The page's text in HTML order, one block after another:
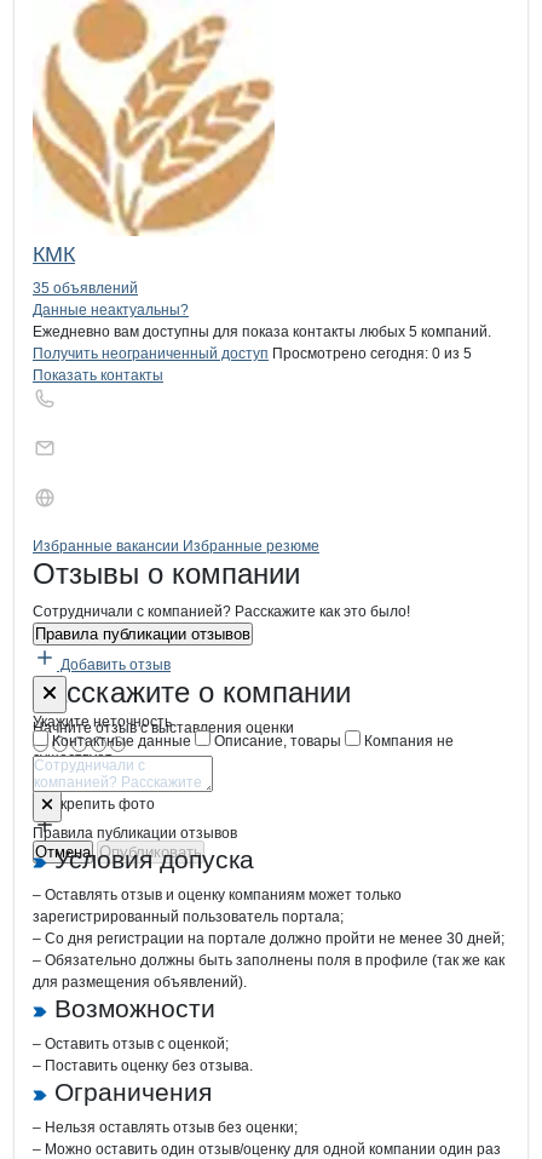
КМК
35 объявлений
Контактыкомпании
+7(800)000-00-..
Данные неактуальны?
Ежедневно вам доступны для показа контакты любых 5 компаний.
Получить неограниченный доступ Просмотрено сегодня: 0 из 5
Показать контакты
Брендыкомпани Комбинат
Вакансии вКомбинат
Избранные вакансии Избранные резюме
Новости oКомбинат
Отзывы о компании
Сотрудничали с компанией? Расскажите как это было!
Правила публикации отзывов
Добавить отзыв
Расскажите о компании
Начните отзыв с выставления оценки
Прикрепить фото
Отмена Опубликовать
Форма обратной связи о
Укажите неточность
Контактные данные
Описание, товары
Компания не
существует
Отмена Опубликовать
Правила публикации отзывов
Условия допуска
– Оставлять отзыв и оценку компаниям может только
зарегистрированный пользователь портала;
– Со дня регистрации на портале должно пройти не менее 30 дней;
– Обязательно должны быть заполнены поля в профиле (так же как
для размещения объявлений).
Возможности
– Оставить отзыв с оценкой;
– Поставить оценку без отзыва.
Ограничения
– Нельзя оставлять отзыв без оценки;
– Можно оставить один отзыв/оценку для одной компании один раз